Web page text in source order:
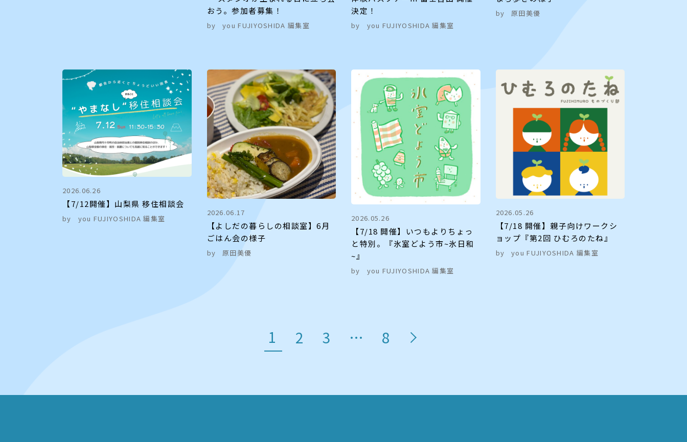
おう。参加者募集！
by you FUJIYOSHIDA 編集室
決定！
by you FUJIYOSHIDA 編集室
by 原田美優
2026.06.26
【7/12開催】山梨県 移住相談会
by you FUJIYOSHIDA 編集室
2026.06.17
【よしだの暮らしの相談室】6月
ごはん会の様子
by 原田美優
2026.05.26
【7/18 開催】いつもよりちょっ
と特別。『氷室どよう市~氷日和
~』
by you FUJIYOSHIDA 編集室
2026.05.26
【7/18 開催】親子向けワークシ
ョップ『第2回 ひむろのたね』
by you FUJIYOSHIDA 編集室
1 2 3 … 8